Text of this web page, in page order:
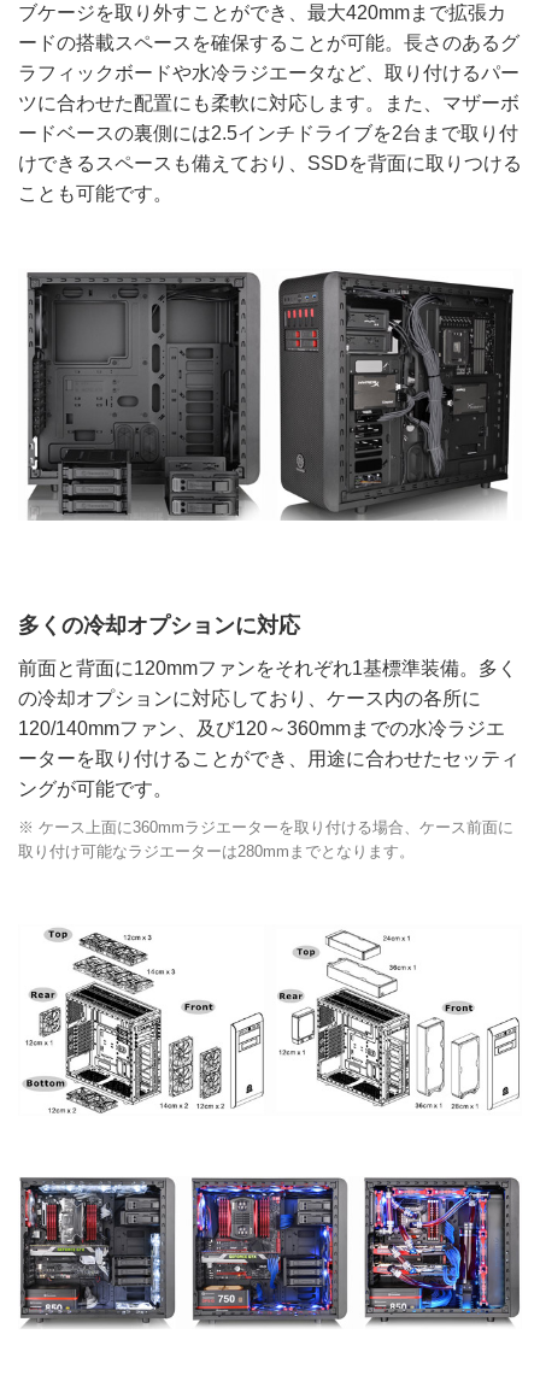
ブケージを取り外すことができ、最大420mmまで拡張カ
ードの搭載スペースを確保することが可能。長さのあるグ
ラフィックボードや水冷ラジエータなど、取り付けるパー
ツに合わせた配置にも柔軟に対応します。また、マザーボ
ードベースの裏側には2.5インチドライブを2台まで取り付
けできるスペースも備えており、SSDを背面に取りつける
ことも可能です。
多くの冷却オプションに対応
前面と背面に120mmファンをそれぞれ1基標準装備。多く
の冷却オプションに対応しており、ケース内の各所に
120/140mmファン、及び120～360mmまでの水冷ラジエ
ーターを取り付けることができ、用途に合わせたセッティ
ングが可能です。
※ ケース上面に360mmラジエーターを取り付ける場合、ケース前面に
取り付け可能なラジエーターは280mmまでとなります。